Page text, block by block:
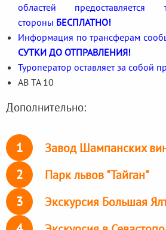
областей
стороны БЕСПЛАТНО!
Информация по трансферам
СУТКИ ДО ОТПРАВЛЕНИЯ!
Туроператор оставляет за собой
АВ ТА 10
Дополнительно:
1 Завод Шампанских
2 Парк львов "Тайган"
3 Экскурсия Большая